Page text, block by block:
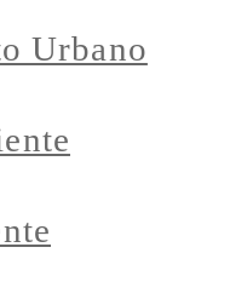
Urbano